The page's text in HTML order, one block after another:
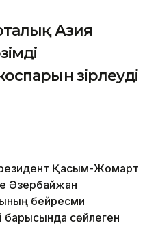
Азия
әзірлеуді
Қасым-Жомарт
Әзербайжан
бейресми
барысында сөйлеген